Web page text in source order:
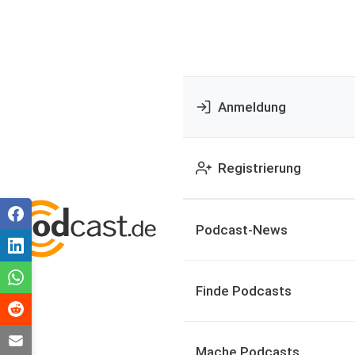
Anmeldung
Registrierung
Podcast-News
Finde Podcasts
Mache Podcasts